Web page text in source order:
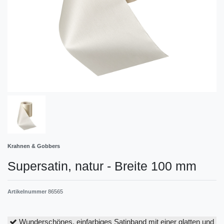
Krahnen & Gobbers
Supersatin, natur - Breite 100 mm
Artikelnummer 86565
Wunderschönes, einfarbiges Satinband mit einer glatten und